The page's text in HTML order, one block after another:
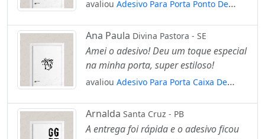
avaliou Adesivo Para Porta Ponto De
Ana Paula Divina Pastora - SE
Amei o adesivo! Deu um toque especial
na minha porta, super estiloso!
avaliou Adesivo Para Porta Caixa De
Arnalda Santa Cruz - PB
A entrega foi rápida e o adesivo ficou